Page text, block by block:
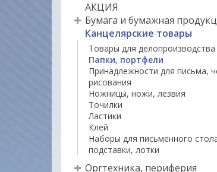
АКЦИЯ
Бумага и бумажная
Канцелярские товары
Товары для делопроизводства
Папки, портфели
Принадлежности для письма,
рисования
Ножницы, ножи, лезвия
Точилки
Ластики
Клей
Наборы для письменного
подставки, лотки
Оргтехника, периферия